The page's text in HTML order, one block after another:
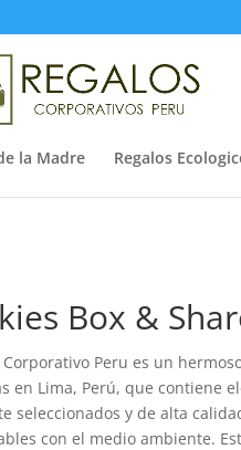
la Madre Regalos
Box &
Corporativo Peru es un
en Lima, Perú, que contiene
seleccionados y de alta
con el medio ambiente.